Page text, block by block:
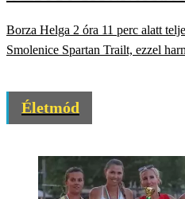
Borza Helga 2 óra 11 perc alatt
Smolenice Spartan Trailt, ezzel
Életmód